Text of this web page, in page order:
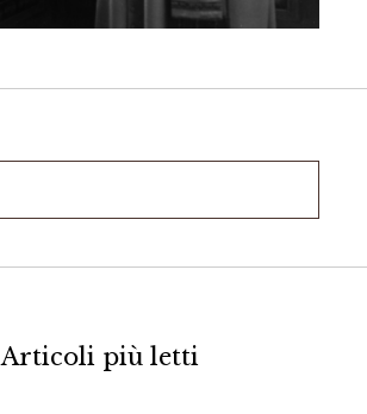
Articoli più letti